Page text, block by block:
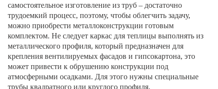
самостоятельное изготовление из труб – достаточно
трудоемкий процесс, поэтому, чтобы облегчить задачу,
можно приобрести металлоконструкции готовым
комплектом. Не следует каркас для теплицы выполнять из
металлического профиля, который предназначен для
крепления вентилируемых фасадов и гипсокартона, это
может привести к обрушению конструкции под
атмосферными осадками. Для этого нужны специальные
трубы квадратного или круглого профиля.